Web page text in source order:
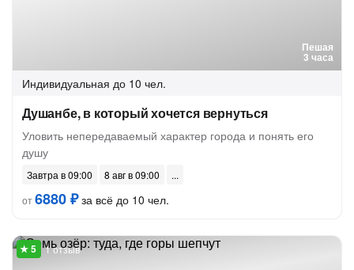
Пешая
3 часа
Индивидуальная до 10 чел.
Душанбе, в который хочется вернуться
Уловить непередаваемый характер города и понять его
душу
Завтра в 09:00
8 авг в 09:00
от6880 ₽за всё до 10 чел.
1 отзыв